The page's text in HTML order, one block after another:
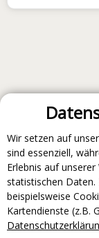
Wir setzen auf
sind essenziell,
Erlebnis auf
statistischen
beispielsweise
Kartendienste (z.B.